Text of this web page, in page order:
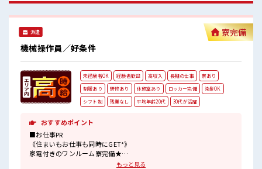
無料貸与！ ロッカー・休憩室完備！ 荷物が多い方も安心です
ね♪ 無料送迎バスあり！ #ryo
派遣
機械操作員／好条件
寮完備
未経験者OK 経験者歓迎 高収入 長期の仕事
寮あり
制服あり
研修あり 休憩室あり ロッカー完備
染髪OK
シフト制
残業なし 平均年齢20代 30代が活躍
おすすめポイント
■お仕事PR
《住まいもお仕事も同時にGET*》
家電付きのワンルーム寮完備★
このお仕事の条件いいのに勤務地までちょっと遠くて…
もっと見る